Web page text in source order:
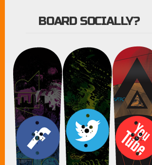
BOARD SOCIALLY?